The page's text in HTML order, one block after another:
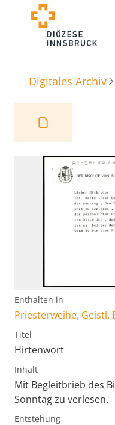
Digitales Archiv
Enthalten in
Priesterweihe, Geistl.
Titel
Hirtenwort
Inhalt
Mit Begleitbrieb des
Sonntag zu verlesen.
Entstehung